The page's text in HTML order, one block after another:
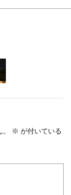
※ が付いている